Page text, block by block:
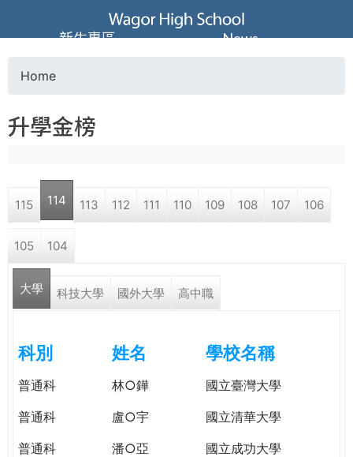
Jump to navigation
葳
格
高
學
格。
o
a
r
e
e
r
e
Home
升學金榜
115 114 113 112 111 110 109 108 107 106
105 104
大學 科技大學 國外大學 高中職
科別 姓名 學校名稱
普通科 林○鏵
國立臺灣大學
普通科
盧○宇
國立清華大學
普通科
潘○亞
國立成功大學
新生專區 News